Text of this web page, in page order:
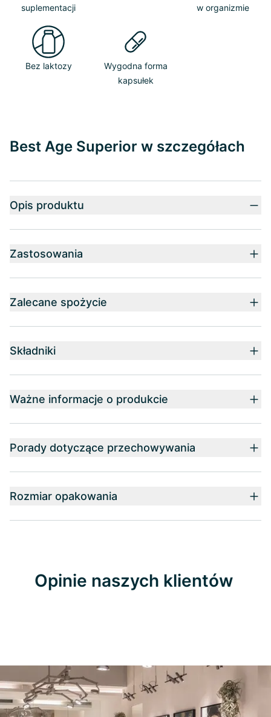
suplementacji
w organizmie
Bez laktozy
Wygodna forma
kapsułek
Best Age Superior w szczegółach
Opis produktu
Zastosowania
Zalecane spożycie
Składniki
Ważne informacje o produkcie
Porady dotyczące przechowywania
Rozmiar opakowania
Opinie naszych klientów